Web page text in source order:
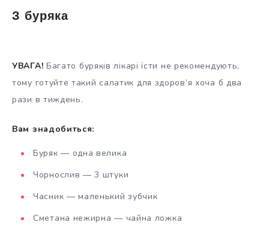
З буряка
УВАГА! Багато буряків лікарі їсти не рекомендують,
тому готуйте такий салатик для здоров’я хоча б два
рази в тиждень.
Вам знадобиться:
Буряк — одна велика
Чорнослив — 3 штуки
Часник — маленький зубчик
Сметана нежирна — чайна ложка